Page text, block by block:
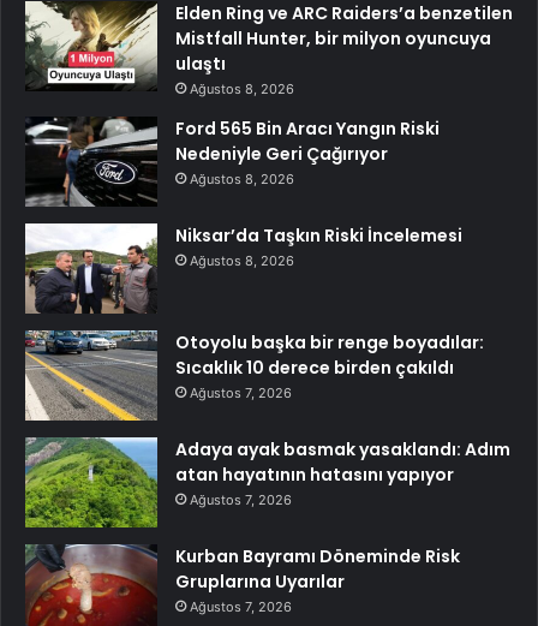
Elden Ring ve ARC Raiders’a benzetilen
Mistfall Hunter, bir milyon oyuncuya
ulaştı
Ağustos 8, 2026
Ford 565 Bin Aracı Yangın Riski
Nedeniyle Geri Çağırıyor
Ağustos 8, 2026
Niksar’da Taşkın Riski İncelemesi
Ağustos 8, 2026
Otoyolu başka bir renge boyadılar:
Sıcaklık 10 derece birden çakıldı
Ağustos 7, 2026
Adaya ayak basmak yasaklandı: Adım
atan hayatının hatasını yapıyor
Ağustos 7, 2026
Kurban Bayramı Döneminde Risk
Gruplarına Uyarılar
Ağustos 7, 2026